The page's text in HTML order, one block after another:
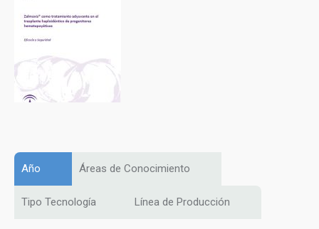
Año Áreas de Conocimiento
Tipo Tecnología Línea de Producción